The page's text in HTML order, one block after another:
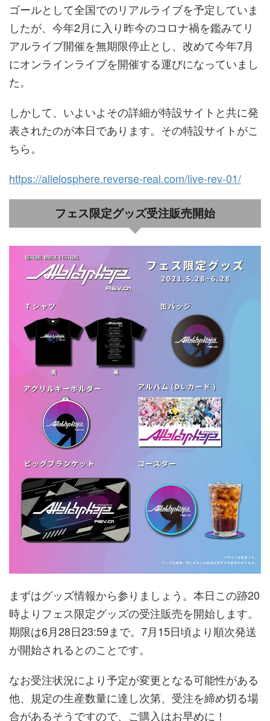
ゴールとして全国でのリアルライブを予定していま
したが、今年2月に入り昨今のコロナ禍を鑑みてリ
アルライブ開催を無期限停止とし、改めて今年7月
にオンラインライブを開催する運びになっていまし
た。
しかして、いよいよその詳細が特設サイトと共に発
表されたのが本日であります。その特設サイトがこ
ちら。
https://allelosphere.reverse-real.com/live-rev-01/
フェス限定グッズ受注販売開始
まずはグッズ情報から参りましょう。本日この跡20
時よりフェス限定グッズの受注販売を開始します。
期限は6月28日23:59まで。7月15日頃より順次発送
が開始されるとのことです。
なお受注状況により予定が変更となる可能性がある
他、 規定の生産数量に達し次第、受注を締め切る場
合があるそうですので、ご購入はお早めに！